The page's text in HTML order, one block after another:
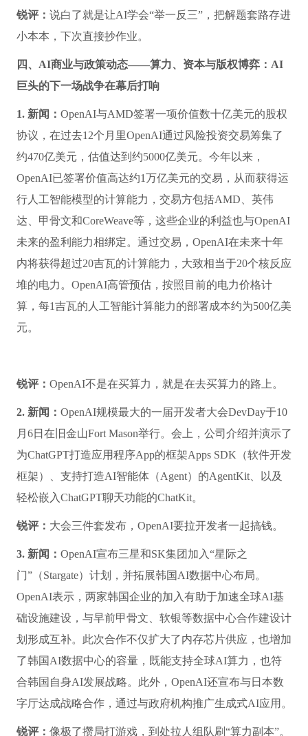
为，无需重新推导。实验结果显示，该机制通过行为条件
推理、行为引导自我改进、行为条件监督微调三种应用场
景，在MATH、AIME等数学基准测试中实现了显著优
化，在保持准确率不变的前提下，最多可减少46%的推理
token使用量。
锐评： 说白了就是让AI学会“举一反三”，把解题套路存进
小本本，下次直接抄作业。
四、AI商业与政策动态——算力、资本与版权博弈：AI
巨头的下一场战争在幕后打响
1. 新闻： OpenAI与AMD签署一项价值数十亿美元的股权
协议，在过去12个月里OpenAI通过风险投资交易筹集了
约470亿美元，估值达到约5000亿美元。今年以来，
OpenAI已签署价值高达约1万亿美元的交易，从而获得运
行人工智能模型的计算能力，交易方包括AMD、英伟
内将获得超过20吉瓦的计算能力，大致相当于20个核反应
堆的电力。OpenAI高管预估，按照目前的电力价格计
算，每1吉瓦的人工智能计算能力的部署成本约为500亿美
元。
锐评：OpenAI不是在买算力，就是在去买算力的路上。
2. 新闻：OpenAI规模最大的一届开发者大会DevDay于10
月6日在旧金山Fort Mason举行。会上，公司介绍并演示了
为ChatGPT打造应用程序App的框架Apps SDK（软件开发
框架）、支持打造AI智能体（Agent）的AgentKit、以及
轻松嵌入ChatGPT聊天功能的ChatKit。
锐评：大会三件套发布，OpenAI要拉开发者一起搞钱。
3. 新闻：
OpenAI宣布三星和SK集团加入“星际之
门”（Stargate）计划，并拓展韩国AI数据中心布局。